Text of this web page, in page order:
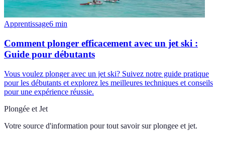
Apprentissage6 min
Comment plonger efficacement avec un jet ski :
Guide pour débutants
Vous voulez plonger avec un jet ski? Suivez notre guide pratique
pour les débutants et explorez les meilleures techniques et conseils
pour une expérience réussie.
Plongée et Jet
Votre source d'information pour tout savoir sur plongee et jet.